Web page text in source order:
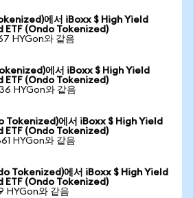
에서 iBoxx $ High Yield
(Ondo Tokenized)
HYGon와 같음
에서 iBoxx $ High Yield
(Ondo Tokenized)
HYGon와 같음
Tokenized)에서 iBoxx $ High Yield
(Ondo Tokenized)
HYGon와 같음
Tokenized)에서 iBoxx $ High Yield
(Ondo Tokenized)
HYGon와 같음